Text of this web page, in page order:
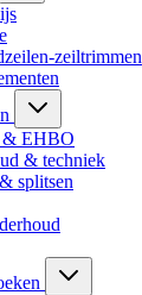
zeiltrimmen
& EHBO
& techniek
splitsen